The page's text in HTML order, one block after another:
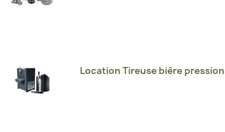
Location Tireuse bière pression